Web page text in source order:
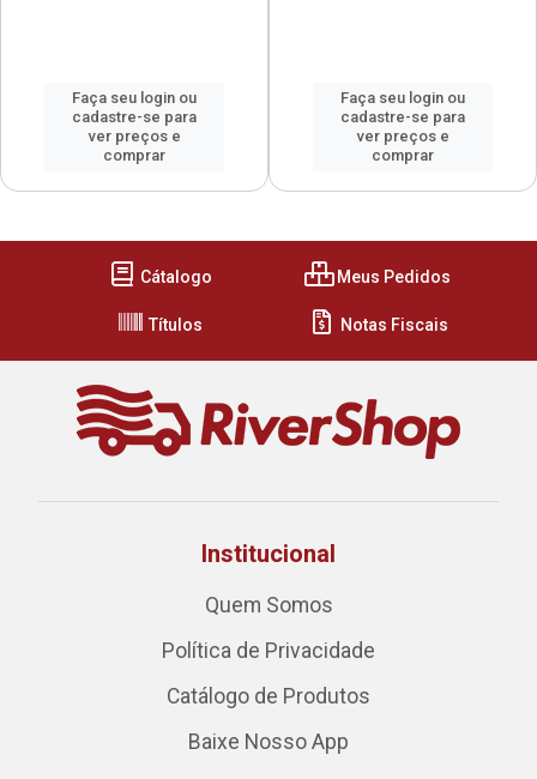
Faça seu login ou
cadastre-se para
ver preços e
comprar
Faça seu login ou
cadastre-se para
ver preços e
comprar
Cátalogo Meus Pedidos
Títulos Notas Fiscais
Institucional
Quem Somos
Política de Privacidade
Catálogo de Produtos
Baixe Nosso App